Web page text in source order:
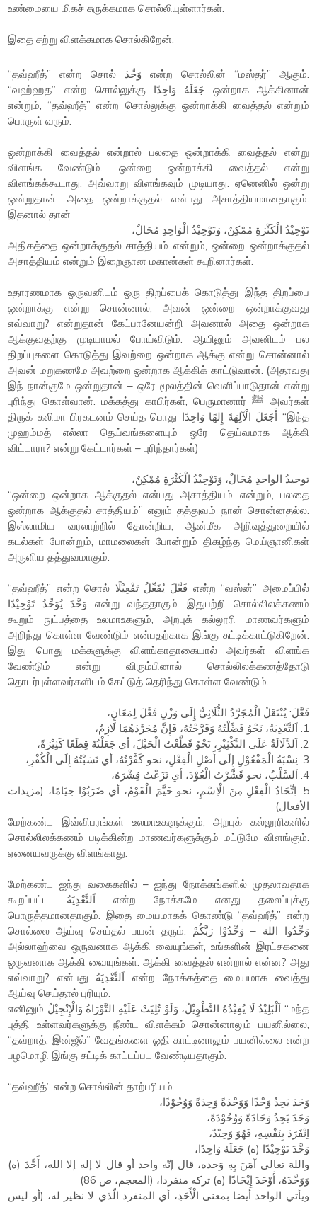
உண்மையை மிகச் சுருக்கமாக சொல்லியுள்ளார்கள்.
இதை சற்று விளக்கமாக சொல்கிறேன்.
“தவ்ஹீத்” என்ற சொல் وَحَّدَ என்ற சொல்லின் “மஸ்தர்” ஆகும்.
“வஹ்ஹத” என்ற சொல்லுக்கு جَعَلَهُ وَاحِدًا ஒன்றாக ஆக்கினான்
என்றும், “தவ்ஹீத்” என்ற சொல்லுக்கு ஒன்றாக்கி வைத்தல் என்றும்
பொருள் வரும்.
ஒன்றாக்கி வைத்தல் என்றால் பலதை ஒன்றாக்கி வைத்தல் என்று
விளங்க வேண்டும். ஒன்றை ஒன்றாக்கி வைத்தல் என்று
விளங்கக்கூடாது. அவ்வாறு விளங்கவும் முடியாது. ஏனெனில் ஒன்று
ஒன்றுதான். அதை ஒன்றாக்குதல் என்பது அசாத்தியமானதாகும்.
இதனால் தான்
تَوْحِيْدُ الْكَثْرَةِ مُمْكِنٌ، وَتَوْحِيْدُ الْوَاحِدِ مُحَالٌ،
அதிகத்தை ஒன்றாக்குதல் சாத்தியம் என்றும், ஒன்றை ஒன்றாக்குதல்
அசாத்தியம் என்றும் இறைஞான மகான்கள் கூறினார்கள்.
உதாரணமாக ஒருவனிடம் ஒரு திறப்பைக் கொடுத்து இந்த திறப்பை
ஒன்றாக்கு என்று சொன்னால், அவன் ஒன்றை ஒன்றாக்குவது
எவ்வாறு? என்றுதான் கேட்பானேயன்றி அவனால் அதை ஒன்றாக
ஆக்குவதற்கு முடியாமல் போய்விடும். ஆயினும் அவனிடம் பல
திறப்புகளை கொடுத்து இவற்றை ஒன்றாக ஆக்கு என்று சொன்னால்
அவன் மறுகணமே அவற்றை ஒன்றாக ஆக்கிக் காட்டுவான். (அதாவது
இந் நான்குமே ஒன்றுதான் – ஒரே மூலத்தின் வெளிப்பாடுதான் என்று
புரிந்து கொள்வான். மக்கத்து காபிர்கள், பெருமானார் ﷺ அவர்கள்
திருக் கலிமா பிரகடனம் செய்த பொது أَجَعَلَ الْآلِهَةَ إِلهًا وَاحِدًا “இந்த
முஹம்மத் எல்லா தெய்வங்களையும் ஒரே தெய்வமாக ஆக்கி
விட்டாரா? என்று கேட்டார்கள் – புரிந்தார்கள்)
توحيدُ الواحدِ مُحَالٌ، وَتَوْحِيْدُ الْكَثْرَةِ مُمْكِنٌ،
“ஒன்றை ஒன்றாக ஆக்குதல் என்பது அசாத்தியம் என்றும், பலதை
ஒன்றாக ஆக்குதல் சாத்தியம்” எனும் தத்துவம் நான் சொன்னதல்ல.
இஸ்லாமிய வரலாற்றில் தோன்றிய, ஆன்மீக அறிவுத்துறையில்
கடல்கள் போன்றும், மாமலைகள் போன்றும் திகழ்ந்த மெய்ஞானிகள்
அருளிய தத்துவமாகும்.
“தவ்ஹீத்” என்ற சொல் فَعَّلَ يُفَعِّلُ تَفْعِيْلًا என்ற “வஸ்ன்” அமைப்பில்
وَحَّدَ يُوَحِّدُ تَوْحِيْدًا என்று வந்ததாகும். இதுபற்றி சொல்லிலக்கணம்
கூறும் நுட்பத்தை உலமாஉகளும், அறபுக் கல்லூரி மாணவர்களும்
அறிந்து கொள்ள வேண்டும் என்பதற்காக இங்கு சுட்டிக்காட்டுகிறேன்.
இது பொது மக்களுக்கு விளங்காதாகையால் அவர்கள் விளங்க
வேண்டும் என்று விரும்பினால் சொல்லிலக்கணத்தோடு
தொடர்புள்ளவர்களிடம் கேட்டுத் தெரிந்து கொள்ள வேண்டும்.
فَعَّلَ: يُنْتَقَلُ الْمُجَرَّدُ الثُّلَاثِيُّ إِلَى وَزْنِ فَعَّلَ لِمَعَانٍ،
1. اَلتَّعْدِيَةُ، نَحْوُ فَضَّلْتُهُ وَفَرَّحْتُهُ، فَإِنَّ مُجَرَّدَهُمَا لَازِمٌ،
2. اَلدَّلَالَةُ عَلَى التَّكْثِيْرِ، نَحْوُ قَطَّعْتُ الْحَبْلَ، أي جَعَلْتُهُ قِطَعًا كَثِيْرَةً،
3. نِسْبَةُ الْمَفْعُوْلِ إِلَى أَصْلِ الْفِعْلِ، نحو كَفَّرْتُهُ، أي نَسَبْتُهُ إِلَى الْكُفْرِ،
4. اَلسَّلْبُ، نحو قَشَّرْتُ الْعُوْدَ، أي نَزَعْتُ قِشْرَهُ،
5. اِتِّحَادُ الْفِعْلِ مِنَ الْاِسْمِ، نحو خَيَّمَ الْقَوْمُ، أي ضَرَبُوْا خِيَامًا، (مزيدات
الأفعال)
மேற்கண்ட இவ்விபரங்கள் உலமாஉகளுக்கும், அறபுக் கல்லூரிகளில்
சொல்லிலக்கணம் படிக்கின்ற மாணவர்களுக்கும் மட்டுமே விளங்கும்.
ஏனையவருக்கு விளங்காது.
மேற்கண்ட ஐந்து வகைகளில் – ஐந்து நோக்கங்களில் முதலாவதாக
கூறப்பட்ட اَلتَّعْدِيَةُ என்ற நோக்கமே எனது தலைப்புக்கு
பொருத்தமானதாகும். இதை மையமாகக் கொண்டு “தவ்ஹீத்” என்ற
சொல்லை ஆய்வு செய்தல் பயன் தரும். وَحِّدُوا اللهَ – وَحِّدُوْا رَبَّكُمْ
அல்லாஹ்வை ஒருவனாக ஆக்கி வையுங்கள், உங்களின் இரட்சகனை
ஒருவனாக ஆக்கி வையுங்கள். ஆக்கி வைத்தல் என்றால் என்ன? அது
எவ்வாறு? என்பது اَلتَّعْدِيَةُ என்ற நோக்கத்தை மையமாக வைத்து
ஆய்வு செய்தால் புரியும்.
எனினும் اَلْبَلِيْدُ لَا يُفِيْدُهُ التَّطْوِيْلُ، وَلَوْ تُلِيَتْ عَلَيْهِ التَّوْرَاةُ وَالْإِنْجِيْلُ “மந்த
புத்தி உள்ளவர்களுக்கு நீண்ட விளக்கம் சொன்னாலும் பயனில்லை,
“தவ்றாத், இன்ஜீல்” வேதங்களை ஓதி காட்டினாலும் பயனில்லை என்ற
பழமொழி இங்கு சுட்டிக் காட்டப்பட வேண்டியதாகும்.
“தவ்ஹீத்” என்ற சொல்லின் தாற்பரியம்.
وَحَدَ يَحِدُ وَحْدًا وَوَحْدَةً وَحِدَةً وَوُحُوْدًا،
وَحَدَ يَحِدُ وَحَادَةً وَوُحُوْدَةً،
اِنْفَرَدَ بِنَفْسِهِ، فَهُوَ وَحِيْدٌ،
وَحَّدَ تَوْحِيْدًا (ه) جَعَلَهُ وَاحِدًا،
واللهَ تعالى آمَنَ بِهِ وَحده، قال إنّه واحد أو قال لا إله إلا الله، أَحَّدَ (ه)
وَوَحَّدَهُ، أَوْحَدَ إِيْحَادًا (ه) تركه منفردا، (المعجم، ص 86)
ويأتي الواحد أيضا بمعنى الْأَحَدِ، أي المنفرد الّذي لا نظير له، (أو ليس